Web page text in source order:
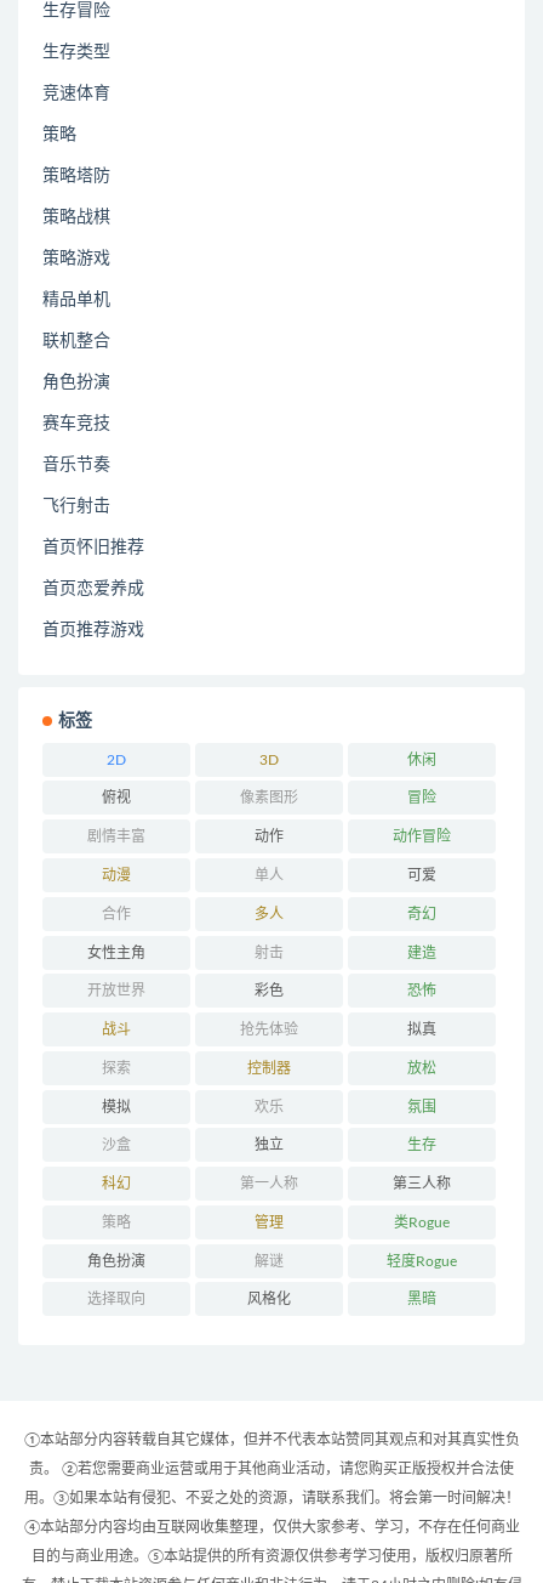
生存冒险
生存类型
竞速体育
策略
策略塔防
策略战棋
策略游戏
精品单机
联机整合
角色扮演
赛车竞技
音乐节奏
飞行射击
首页怀旧推荐
首页恋爱养成
首页推荐游戏
标签
2D 3D 休闲
俯视 像素图形 冒险
剧情丰富 动作 动作冒险
动漫 单人 可爱
合作 多人 奇幻
女性主角 射击 建造
开放世界 彩色 恐怖
战斗 抢先体验 拟真
探索 控制器 放松
模拟 欢乐 氛围
沙盒 独立 生存
科幻 第一人称 第三人称
策略 管理 类Rogue
角色扮演 解谜 轻度Rogue
选择取向 风格化 黑暗
①本站部分内容转载自其它媒体，但并不代表本站赞同其观点和对其真实性负
责。 ②若您需要商业运营或用于其他商业活动，请您购买正版授权并合法使
用。③如果本站有侵犯、不妥之处的资源，请联系我们。将会第一时间解决！
④本站部分内容均由互联网收集整理，仅供大家参考、学习，不存在任何商业
目的与商业用途。⑤本站提供的所有资源仅供参考学习使用，版权归原著所